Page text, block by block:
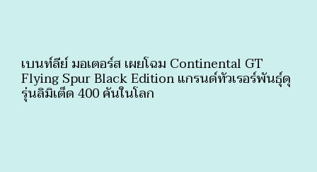
เบนท์ลีย์ มอเตอร์ส เผยโฉม Continental GT
Flying Spur Black Edition แกรนด์ทัวเรอร์พันธุ์ดุ
รุ่นลิมิเต็ด 400 คันในโลก